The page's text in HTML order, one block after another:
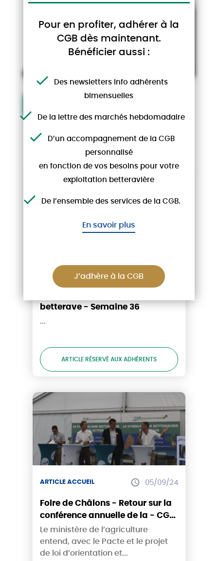
Pour en profiter, adhérer à la
CGB dès maintenant.
Bénéficier aussi :
Des newsletters Info adhérents
bimensuelles
De la lettre des marchés hebdomadaire
D’un accompagnement de la CGB
personnalisé
en fonction de vos besoins pour votre
exploitation betteravière
De l’ensemble des services de la CGB.
En savoir plus
J’adhère à la CGB
AUTRES ACTUALITÉS
12/09/24
betterave - Semaine 36
...
ARTICLE RÉSERVÉ AUX ADHÉRENTS
ARTICLE ACCUEIL 05/09/24
Foire de Châlons - Retour sur la
conférence annuelle de la - CGB
Champagne-Bourgogne
Le ministère de l’agriculture
entend, avec le Pacte et le projet
de loi d’orientation et...